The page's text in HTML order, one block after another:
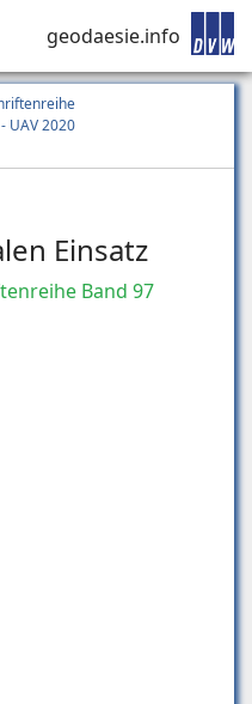
geodaesie.info
UAV 2020
Einsatz
Band 97